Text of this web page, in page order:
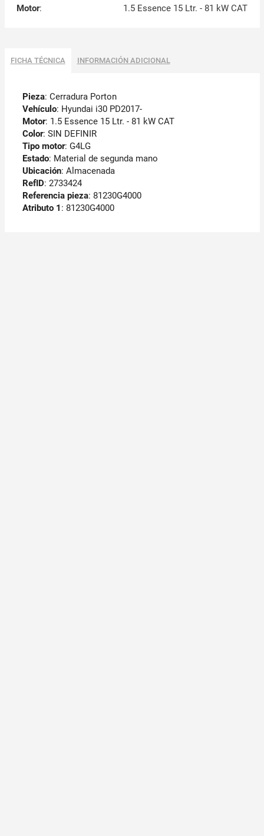
Motor: 1.5 Essence 15 Ltr. - 81 kW CAT
FICHA TÉCNICA INFORMACIÓN ADICIONAL
Pieza: Cerradura Porton
Vehículo: Hyundai i30 PD2017-
Motor: 1.5 Essence 15 Ltr. - 81 kW CAT
Color: SIN DEFINIR
Tipo motor: G4LG
Estado: Material de segunda mano
Ubicación: Almacenada
RefID: 2733424
Referencia pieza: 81230G4000
Atributo 1 : 81230G4000